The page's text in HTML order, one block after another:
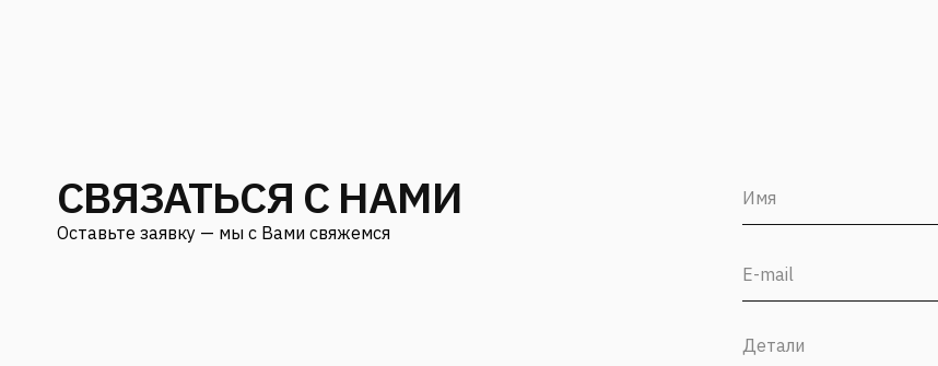
СВЯЗАТЬСЯ С НАМИ
Оставьте заявку — мы с Вами свяжемся